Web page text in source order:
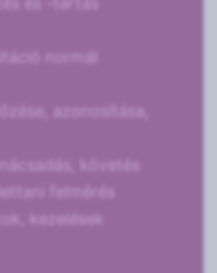
normál
azonosítása,
követés
felmérés
kezelések